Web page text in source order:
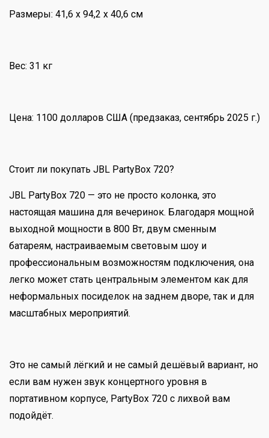
Размеры: 41,6 x 94,2 x 40,6 см
Вес: 31 кг
Цена: 1100 долларов США (предзаказ, сентябрь 2025 г.)
Стоит ли покупать JBL PartyBox 720?
JBL PartyBox 720 — это не просто колонка, это
настоящая машина для вечеринок. Благодаря мощной
выходной мощности в 800 Вт, двум сменным
батареям, настраиваемым световым шоу и
профессиональным возможностям подключения, она
легко может стать центральным элементом как для
неформальных посиделок на заднем дворе, так и для
масштабных мероприятий.
Это не самый лёгкий и не самый дешёвый вариант, но
если вам нужен звук концертного уровня в
портативном корпусе, PartyBox 720 с лихвой вам
подойдёт.